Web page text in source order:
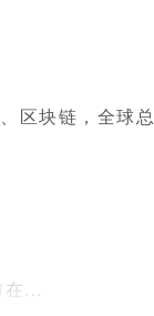
区块链，全球总
...